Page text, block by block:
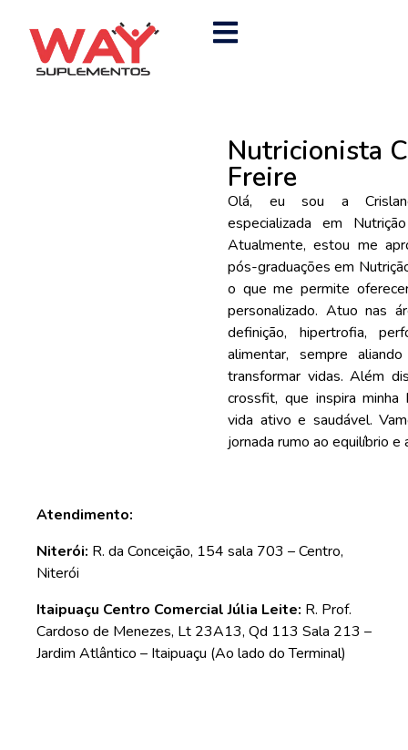
Nutricionista
Freire
Olá, eu sou a
especializada em
Atualmente, estou me
pós-graduações em
o que me permite
personalizado. Atuo nas
definição, hipertrofia,
alimentar, sempre
transformar vidas. Além
crossfit, que inspira
vida ativo e saudável.
jornada rumo ao equilíbrio e
Atendimento:
Niterói: R. da Conceição, 154 sala 703 – Centro,
Niterói
Itaipuaçu Centro Comercial Júlia Leite: R. Prof.
Cardoso de Menezes, Lt 23A13, Qd 113 Sala 213 –
Jardim Atlântico – Itaipuaçu (Ao lado do Terminal)